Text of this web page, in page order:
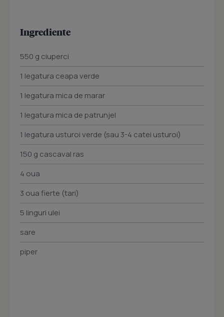
Ingrediente
550 g ciuperci
1 legatura ceapa verde
1 legatura mica de marar
1 legatura mica de patrunjel
1 legatura usturoi verde (sau 3-4 catei usturoi)
150 g cascaval ras
4 oua
3 oua fierte (tari)
5 linguri ulei
sare
piper